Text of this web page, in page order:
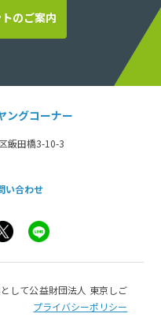
のご案内
ングコーナー
飯田橋3-10-3
い合わせ
して公益財団法人 東京しご
プライバシーポリシー